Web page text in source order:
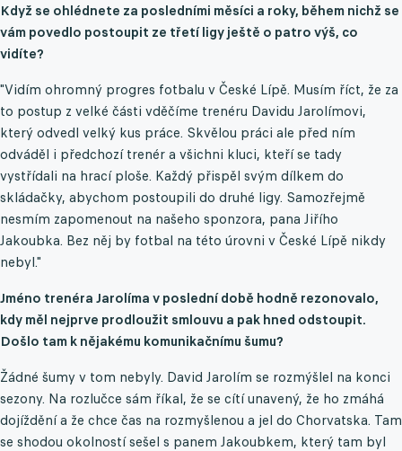
Když se ohlédnete za posledními měsíci a roky, během nichž se
vám povedlo postoupit ze třetí ligy ještě o patro výš, co
vidíte?
"Vidím ohromný progres fotbalu v České Lípě. Musím říct, že za
to postup z velké části vděčíme trenéru Davidu Jarolímovi,
který odvedl velký kus práce. Skvělou práci ale před ním
odváděl i předchozí trenér a všichni kluci, kteří se tady
vystřídali na hrací ploše. Každý přispěl svým dílkem do
skládačky, abychom postoupili do druhé ligy. Samozřejmě
nesmím zapomenout na našeho sponzora, pana Jiřího
Jakoubka. Bez něj by fotbal na této úrovni v České Lípě nikdy
nebyl."
Jméno trenéra Jarolíma v poslední době hodně rezonovalo,
kdy měl nejprve prodloužit smlouvu a pak hned odstoupit.
Došlo tam k nějakému komunikačnímu šumu?
Žádné šumy v tom nebyly. David Jarolím se rozmýšlel na konci
sezony. Na rozlučce sám říkal, že se cítí unavený, že ho zmáhá
dojíždění a že chce čas na rozmyšlenou a jel do Chorvatska. Tam
se shodou okolností sešel s panem Jakoubkem, který tam byl